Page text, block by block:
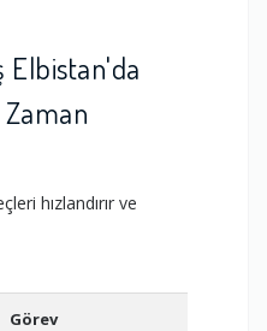
Elbistan'da
Zaman
hızlandırır ve
Görev